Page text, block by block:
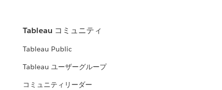
Tableau コミュニティ
Tableau Public
Tableau ユーザーグループ
コミュニティリーダー